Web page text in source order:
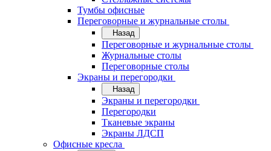
Тумбы офисные
Переговорные и журнальные столы
Назад
Переговорные и журнальные столы
Журнальные столы
Переговорные столы
Экраны и перегородки
Назад
Экраны и перегородки
Перегородки
Тканевые экраны
Экраны ЛДСП
Офисные кресла